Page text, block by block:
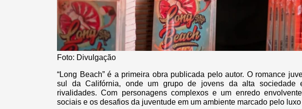
Foto: Divulgação
“Long Beach” é a primeira obra publicada pelo autor. O romance
sul da Califórnia, onde um grupo de jovens da alta sociedade
rivalidades. Com personagens complexos e um enredo
sociais e os desafios da juventude em um ambiente marcado pelo